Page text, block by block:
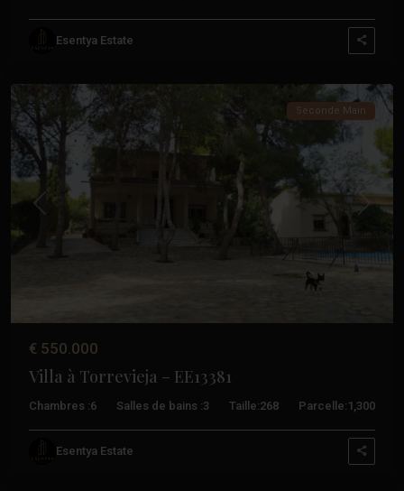
Esentya Estate
Los
Balcones,
Précédent Suivant
Seconde Main
€ 550.000
Villa à Torrevieja – EE13381
Chambres :6 Salles de bains :3 Taille:268 Parcelle: 1,300
Esentya Estate